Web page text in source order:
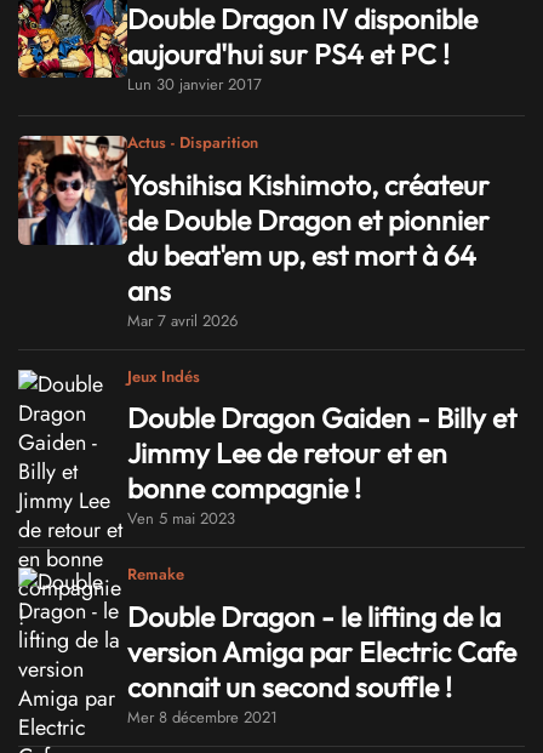
Double Dragon IV disponible
aujourd'hui sur PS4 et PC !
Lun 30 janvier 2017
Actus - Disparition
Yoshihisa Kishimoto, créateur
de Double Dragon et pionnier
du beat'em up, est mort à 64
ans
Mar 7 avril 2026
Jeux Indés
Double Dragon Gaiden - Billy et
Jimmy Lee de retour et en
bonne compagnie !
Ven 5 mai 2023
Remake
Double Dragon - le lifting de la
version Amiga par Electric Cafe
connait un second souffle !
Mer 8 décembre 2021